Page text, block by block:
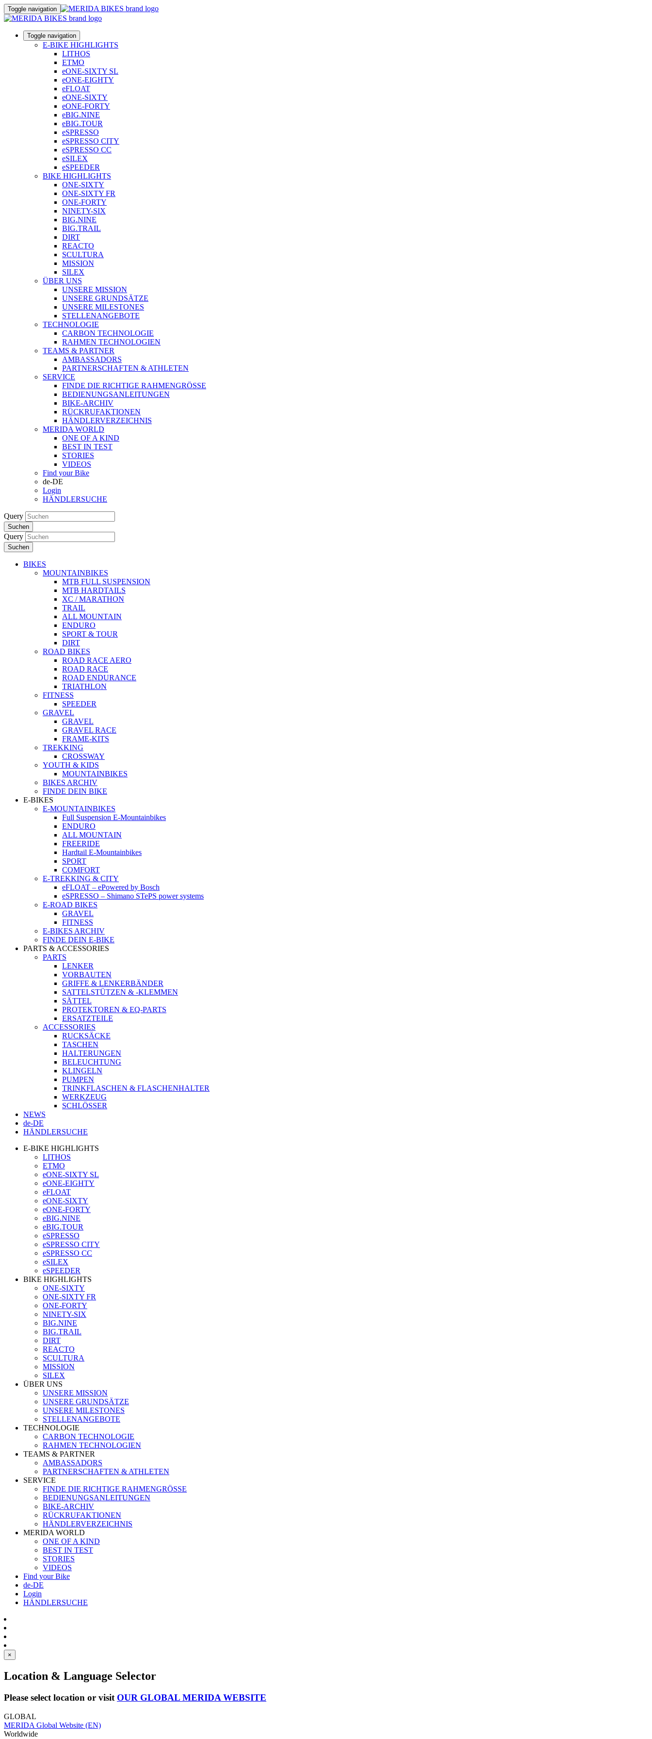
Toggle navigation
Toggle navigation
E-BIKE HIGHLIGHTS
LITHOS
ETMO
eONE-SIXTY SL
eONE-EIGHTY
eFLOAT
eONE-SIXTY
eONE-FORTY
eBIG.NINE
eBIG.TOUR
eSPRESSO
eSPRESSO CITY
eSPRESSO CC
eSILEX
eSPEEDER
BIKE HIGHLIGHTS
ONE-SIXTY
ONE-SIXTY FR
ONE-FORTY
NINETY-SIX
BIG.NINE
BIG.TRAIL
DIRT
REACTO
SCULTURA
MISSION
SILEX
ÜBER UNS
UNSERE MISSION
UNSERE GRUNDSÄTZE
UNSERE MILESTONES
STELLENANGEBOTE
TECHNOLOGIE
CARBON TECHNOLOGIE
RAHMEN TECHNOLOGIEN
TEAMS & PARTNER
AMBASSADORS
PARTNERSCHAFTEN & ATHLETEN
SERVICE
FINDE DIE RICHTIGE RAHMENGRÖSSE
BEDIENUNGSANLEITUNGEN
BIKE-ARCHIV
RÜCKRUFAKTIONEN
HÄNDLERVERZEICHNIS
MERIDA WORLD
ONE OF A KIND
BEST IN TEST
STORIES
VIDEOS
Find your Bike
de-DE
Login
HÄNDLERSUCHE
Query
Suchen
Query
Suchen
BIKES
MOUNTAINBIKES
MTB FULL SUSPENSION
MTB HARDTAILS
XC / MARATHON
TRAIL
ALL MOUNTAIN
ENDURO
SPORT & TOUR
DIRT
ROAD BIKES
ROAD RACE AERO
ROAD RACE
ROAD ENDURANCE
TRIATHLON
FITNESS
SPEEDER
GRAVEL
GRAVEL
GRAVEL RACE
FRAME-KITS
TREKKING
CROSSWAY
YOUTH & KIDS
MOUNTAINBIKES
BIKES ARCHIV
FINDE DEIN BIKE
E-BIKES
E-MOUNTAINBIKES
Full Suspension E-Mountainbikes
ENDURO
ALL MOUNTAIN
FREERIDE
Hardtail E-Mountainbikes
SPORT
COMFORT
E-TREKKING & CITY
eFLOAT – ePowered by Bosch
eSPRESSO – Shimano STePS power systems
E-ROAD BIKES
GRAVEL
FITNESS
E-BIKES ARCHIV
FINDE DEIN E-BIKE
PARTS & ACCESSORIES
PARTS
LENKER
VORBAUTEN
GRIFFE & LENKERBÄNDER
SATTELSTÜTZEN & -KLEMMEN
SÄTTEL
PROTEKTOREN & EQ-PARTS
ERSATZTEILE
ACCESSORIES
RUCKSÄCKE
TASCHEN
HALTERUNGEN
BELEUCHTUNG
KLINGELN
PUMPEN
TRINKFLASCHEN & FLASCHENHALTER
WERKZEUG
SCHLÖSSER
NEWS
de-DE
HÄNDLERSUCHE
E-BIKE HIGHLIGHTS
LITHOS
ETMO
eONE-SIXTY SL
eONE-EIGHTY
eFLOAT
eONE-SIXTY
eONE-FORTY
eBIG.NINE
eBIG.TOUR
eSPRESSO
eSPRESSO CITY
eSPRESSO CC
eSILEX
eSPEEDER
BIKE HIGHLIGHTS
ONE-SIXTY
ONE-SIXTY FR
ONE-FORTY
NINETY-SIX
BIG.NINE
BIG.TRAIL
DIRT
REACTO
SCULTURA
MISSION
SILEX
ÜBER UNS
UNSERE MISSION
UNSERE GRUNDSÄTZE
UNSERE MILESTONES
STELLENANGEBOTE
TECHNOLOGIE
CARBON TECHNOLOGIE
RAHMEN TECHNOLOGIEN
TEAMS & PARTNER
AMBASSADORS
PARTNERSCHAFTEN & ATHLETEN
SERVICE
FINDE DIE RICHTIGE RAHMENGRÖSSE
BEDIENUNGSANLEITUNGEN
BIKE-ARCHIV
RÜCKRUFAKTIONEN
HÄNDLERVERZEICHNIS
MERIDA WORLD
ONE OF A KIND
BEST IN TEST
STORIES
VIDEOS
Find your Bike
de-DE
Login
HÄNDLERSUCHE
×
Location & Language Selector
Please select location or visit OUR GLOBAL MERIDA WEBSITE
GLOBAL
MERIDA Global Website (EN)
Worldwide